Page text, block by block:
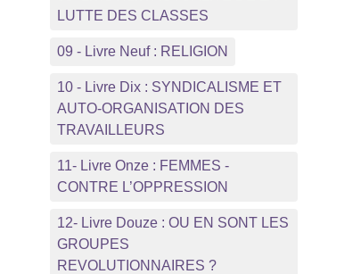
LUTTE DES CLASSES
09 - Livre Neuf : RELIGION
10 - Livre Dix : SYNDICALISME ET
AUTO-ORGANISATION DES
TRAVAILLEURS
11- Livre Onze : FEMMES -
CONTRE L’OPPRESSION
12- Livre Douze : OU EN SONT LES
GROUPES
REVOLUTIONNAIRES ?